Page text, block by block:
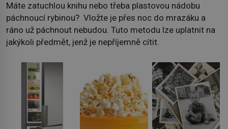
Máte zatuchlou knihu nebo třeba plastovou nádobu
páchnoucí rybinou? Vložte je přes noc do mrazáku a
ráno už páchnout nebudou. Tuto metodu lze uplatnit na
jakýkoli předmět, jenž je nepříjemně cítit.